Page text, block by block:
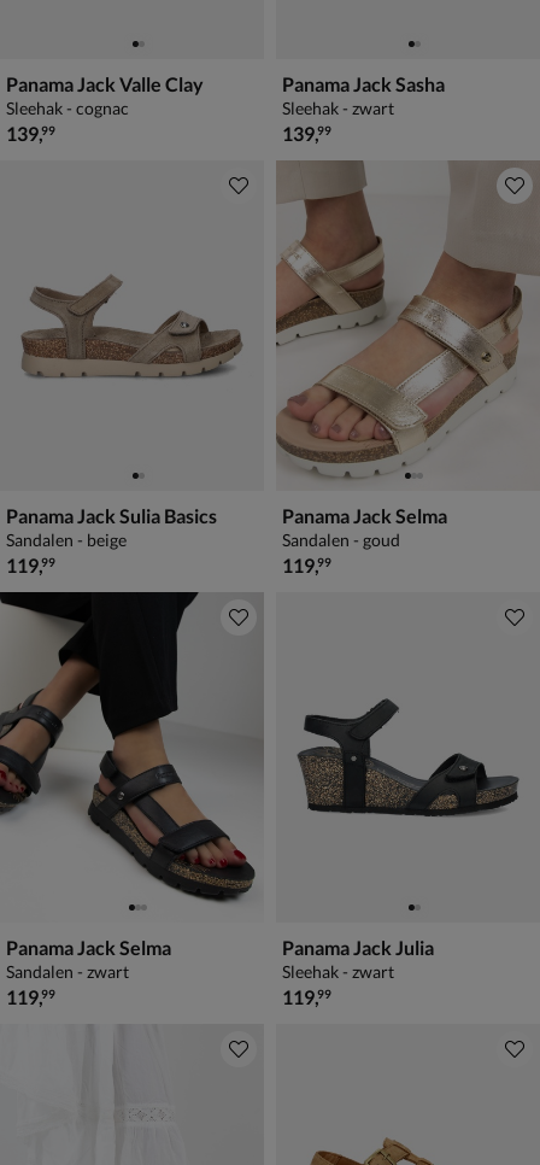
Panama Jack Valle Clay
Sleehak - cognac
€ 139,99
139,99
Panama Jack Sasha
Sleehak - zwart
€ 139,99
139,99
Panama Jack Sulia Basics
Sandalen - beige
€ 119,99
119,99
Panama Jack Selma
Sandalen - goud
€ 119,99
119,99
Panama Jack Selma
Sandalen - zwart
€ 119,99
119,99
Panama Jack Julia
Sleehak - zwart
€ 119,99
119,99